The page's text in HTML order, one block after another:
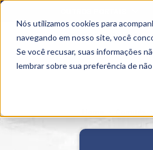
Nós utilizamos cookies para
navegando em nosso site, você
Se você recusar, suas informações
lembrar sobre sua preferência de
SEMIPRESENCIAL